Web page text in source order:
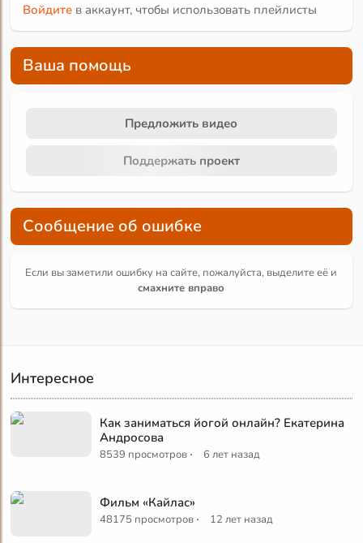
Войдите в аккаунт, чтобы использовать плейлисты
Ваша помощь
Предложить видео
Поддержать проект
Сообщение об ошибке
Если вы заметили ошибку на сайте, пожалуйста, выделите её и
смахните вправо
Интересное
Как заниматься йогой онлайн? Екатерина
Андросова
8539 просмотров · 6 лет назад
Фильм «Кайлас»
48175 просмотров · 12 лет назад